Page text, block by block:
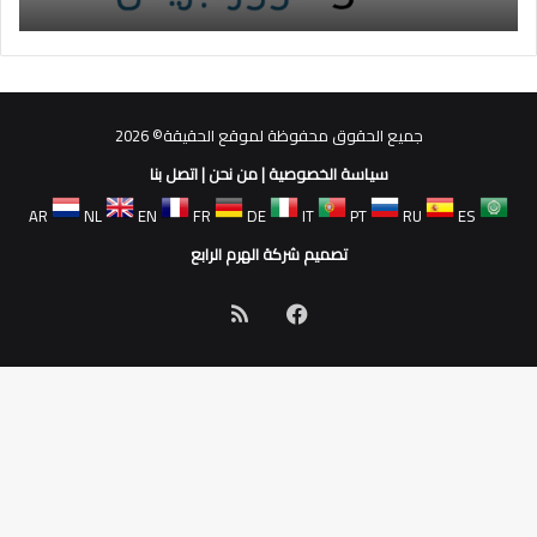
جميع الحقوق محفوظة لموقع الحقيقة© 2026
سياسة الخصوصية|من نحن|اتصل بنا
AR
NL EN FR DE IT PT RU
ES
تصميم شركة الهرم الرابع
فيسبوك
الموقع